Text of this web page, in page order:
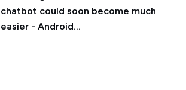
chatbot could soon become much
easier - Android...